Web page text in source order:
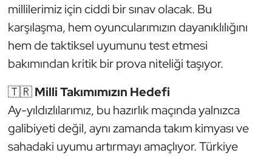
millilerimiz için ciddi bir sınav olacak. Bu
karşılaşma, hem oyuncularımızın dayanıklılığını
hem de taktiksel uyumunu test etmesi
bakımından kritik bir prova niteliği taşıyor.
🇹🇷Milli Takımımızın Hedefi
Ay-yıldızlılarımız, bu hazırlık maçında yalnızca
galibiyeti değil, aynı zamanda takım kimyası ve
sahadaki uyumu artırmayı amaçlıyor. Türkiye
Kürek
Masa Tenisi
Motor Sporları
Muay Thai